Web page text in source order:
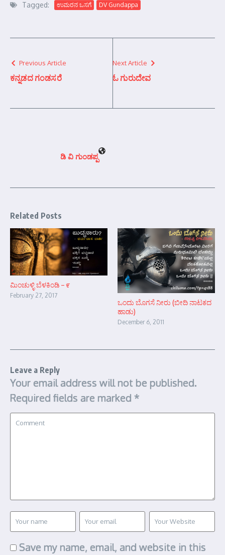
Tagged: ಉಮರನ ಒಸಗೆ DV Gundappa
Previous Article
ಕನ್ನಡದ ಗಂಡಸರೆ
Next Article
ಓ ಗುರುದೇವ
ಡಿ ವಿ ಗುಂಡಪ್ಪ
Related Posts
ಮಿಂಚುಳ್ಳಿ ಬೆಳಕಿಂಡಿ – ೯
February 27, 2017
ಒಂದು ಬೊಗಸೆ ನೀರು (ಬೀದಿ ನಾಟಕದ
ಹಾಡು)
December 6, 2011
Leave a Reply
Your email address will not be published.
Required fields are marked *
Save my name, email, and website in this